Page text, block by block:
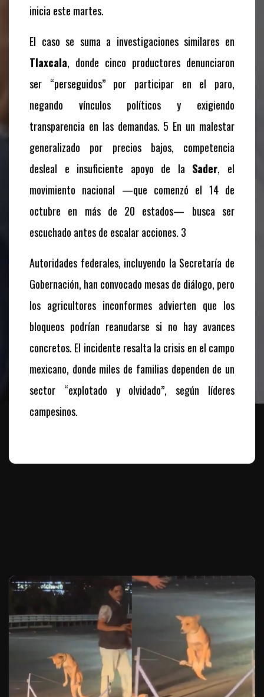
inicia este martes.
El caso se suma a investigaciones similares en
Tlaxcala, donde cinco productores denunciaron
ser “perseguidos” por participar en el paro,
negando vínculos políticos y exigiendo
transparencia en las demandas. 5 En un malestar
generalizado por precios bajos, competencia
desleal e insuficiente apoyo de la Sader, el
movimiento nacional —que comenzó el 14 de
octubre en más de 20 estados— busca ser
escuchado antes de escalar acciones. 3
Autoridades federales, incluyendo la Secretaría de
Gobernación, han convocado mesas de diálogo, pero
los agricultores inconformes advierten que los
bloqueos podrían reanudarse si no hay avances
concretos. El incidente resalta la crisis en el campo
mexicano, donde miles de familias dependen de un
sector “explotado y olvidado”, según líderes
campesinos.